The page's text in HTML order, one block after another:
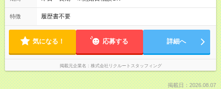
特徴 履歴書不要
気になる！ 応募する 詳細へ
掲載元企業名 株式会社リクルートスタッフィング
掲載日：2026.08.07